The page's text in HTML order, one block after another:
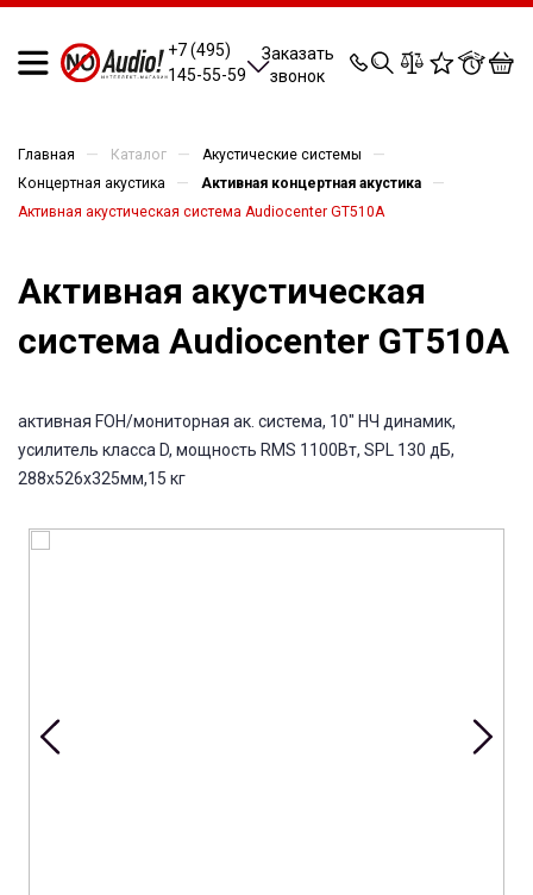
+7 (495)
145-55-59
Заказать
звонок
0 0 0 0
Главная — Каталог — Акустические системы —
Концертная акустика — Активная концертная акустика —
Активная акустическая система Audiocenter GT510A
Активная акустическая
система Audiocenter GT510A
активная FOH/мониторная ак. система, 10" НЧ динамик,
усилитель класса D, мощность RMS 1100Вт, SPL 130 дБ,
288x526x325мм,15 кг